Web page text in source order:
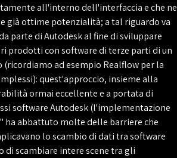
all'interno dell'interfaccia e che ne
già ottime potenzialità; a tal riguardo va
parte di Autodesk al fine di sviluppare
prodotti con software di terze parti di un
ad esempio Realflow per la
quest'approccio, insieme alla
ormai eccellente e a portata di
software Autodesk (l'implementazione
ha abbattuto molte delle barriere che
lo scambio di dati tra software
di scambiare intere scene tra gli